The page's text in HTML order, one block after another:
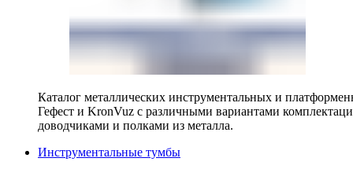
Каталог металлических инструментальных и
Гефест и KronVuz с различными вариантами
доводчиками и полками из металла.
Инструментальные тумбы